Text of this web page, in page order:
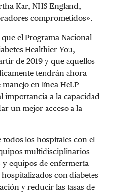
Kar, NHS England,
comprometidos».
el Programa Nacional
Healthier You,
de 2019 y que aquellos
tendrán ahora
en línea HeLP
importancia a la capacidad
un mejor acceso a la
los hospitales con el
multidisciplinarios
y equipos de enfermería
con diabetes
y reducir las tasas de